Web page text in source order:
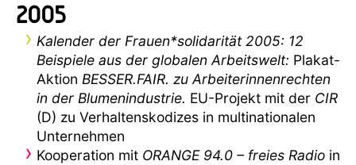
2005
Kalender der Frauen*solidarität 2005: 12
Beispiele aus der globalen Arbeitswelt: Plakat-
Aktion BESSER.FAIR. zu Arbeiterinnenrechten
in der Blumenindustrie. EU-Projekt mit der CIR
(D) zu Verhaltenskodizes in multinationalen
Unternehmen
Kooperation mit ORANGE 94.0 – freies Radio in